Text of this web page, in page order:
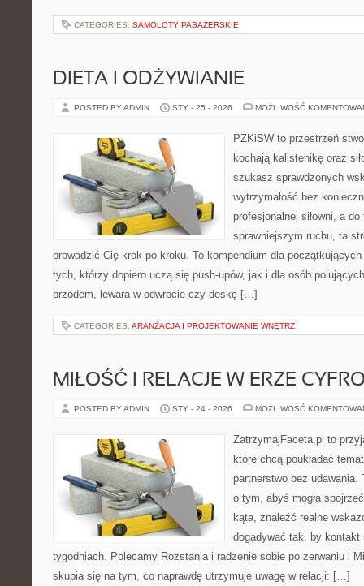
CATEGORIES: SAMOLOTY PASAŻERSKIE
DIETA I ODŻYWIANIE
POSTED BY ADMIN STY - 25 - 2026 MOŻLIWOŚĆ
PZKiSW to przestrzeń
kochają kalistenikę oraz
szukasz sprawdzonych
wytrzymałość bez
profesjonalnej siłowni, a
sprawniejszym ruchu, ta
prowadzić Cię krok po kroku. To kompendium dla
tych, którzy dopiero uczą się push-upów, jak i dla osób
przodem, lewara w odwrocie czy deskę […]
CATEGORIES: ARANŻACJA I PROJEKTOWANIE WNĘTRZ
MIŁOŚĆ I RELACJE W ERZE
POSTED BY ADMIN STY - 24 - 2026 MOŻLIWOŚĆ
ZatrzymajFaceta.pl to
które chcą poukładać
partnerstwo bez udawania.
o tym, abyś mogła
kąta, znaleźć realne
dogadywać tak, by kontakt
tygodniach. Polecamy Rozstania i radzenie sobie po zerwaniu i
skupia się na tym, co naprawdę utrzymuje uwagę w relacji: […]